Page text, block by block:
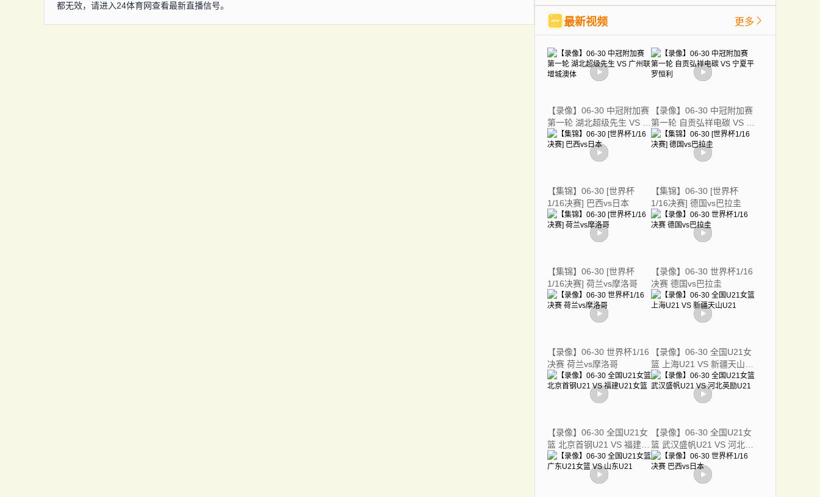
都无效，请进入24体育网查看最新直播信号。
最新视频 更多
【录像】06-30 中冠附加赛
第一轮 湖北超级先生 VS 广
州联增城澳体
【录像】06-30 中冠附加赛
第一轮 自贡弘祥电碳 VS 宁
夏平罗恒利
【集锦】06-30 [世界杯
1/16决赛] 巴西vs日本
【集锦】06-30 [世界杯
1/16决赛] 德国vs巴拉圭
【集锦】06-30 [世界杯
1/16决赛] 荷兰vs摩洛哥
【录像】06-30 世界杯1/16
决赛 德国vs巴拉圭
【录像】06-30 世界杯1/16
决赛 荷兰vs摩洛哥
【录像】06-30 全国U21女
篮 上海U21 VS 新疆天山
U21
【录像】06-30 全国U21女
篮 北京首钢U21 VS 福建
U21女篮
【录像】06-30 全国U21女
篮 武汉盛帆U21 VS 河北英
励U21